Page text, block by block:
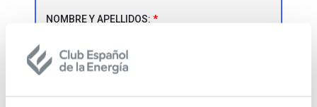
NOMBRE Y APELLIDOS: